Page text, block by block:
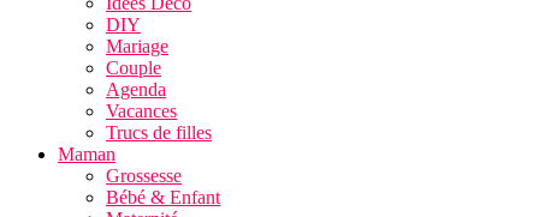
DIY
Mariage
Couple
Agenda
Vacances
Trucs de filles
Maman
Grossesse
Bébé & Enfant